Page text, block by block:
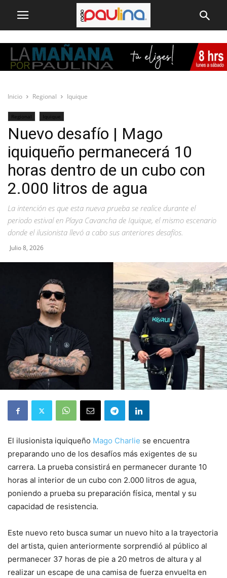
Inicio Regional Iquique
Regional Iquique
Nuevo desafío | Mago
iquiqueño permanecerá 10
horas dentro de un cubo con
2.000 litros de agua
La intención es que esta nueva prueba se realice durante el
periodo estival en Playa Cavancha de Iquique, el mismo escenario
donde el ilusionista llevó a cabo sus anteriores desafíos.
Julio 8, 2026
El ilusionista iquiqueño Mago Charlie se encuentra
preparando uno de los desafíos más exigentes de su
carrera. La prueba consistirá en permanecer durante 10
horas al interior de un cubo con 2.000 litros de agua,
poniendo a prueba su preparación física, mental y su
capacidad de resistencia.
Este nuevo reto busca sumar un nuevo hito a la trayectoria
del artista, quien anteriormente sorprendió al público al
permanecer 37 horas de pie a 20 metros de altura y al
realizar un escape de una camisa de fuerza envuelta en